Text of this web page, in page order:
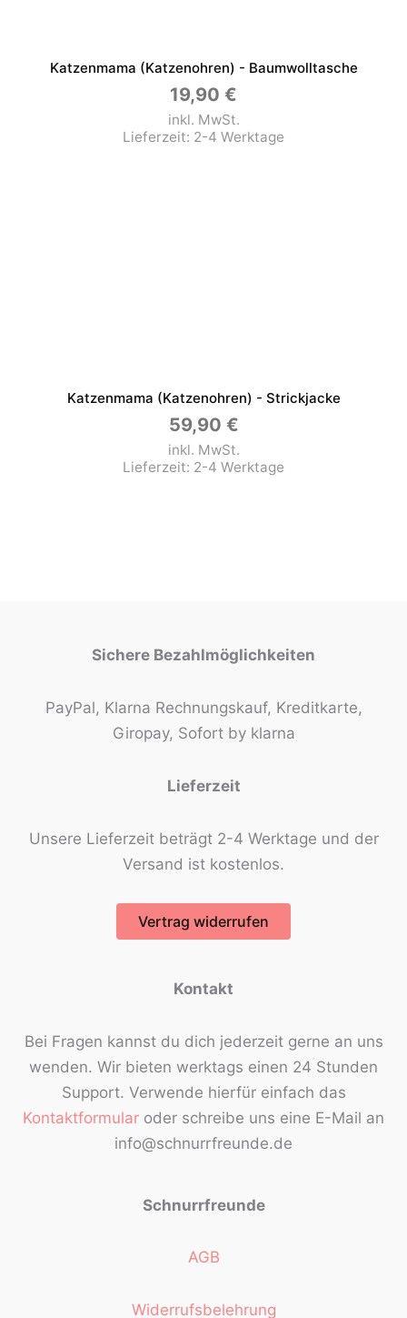
Katzenmama (Katzenohren) - Baumwolltasche
19,90 €
inkl. MwSt.
Lieferzeit: 2-4 Werktage
Katzenmama (Katzenohren) - Strickjacke
59,90 €
inkl. MwSt.
Lieferzeit: 2-4 Werktage
Sichere Bezahlmöglichkeiten
PayPal, Klarna Rechnungskauf, Kreditkarte,
Giropay, Sofort by klarna
Lieferzeit
Unsere Lieferzeit beträgt 2-4 Werktage und der
Versand ist kostenlos.
Vertrag widerrufen
Kontakt
Bei Fragen kannst du dich jederzeit gerne an uns
wenden. Wir bieten werktags einen 24 Stunden
Support. Verwende hierfür einfach das
Kontaktformular oder schreibe uns eine E-Mail an
info@schnurrfreunde.de
Schnurrfreunde
AGB
Widerrufsbelehrung